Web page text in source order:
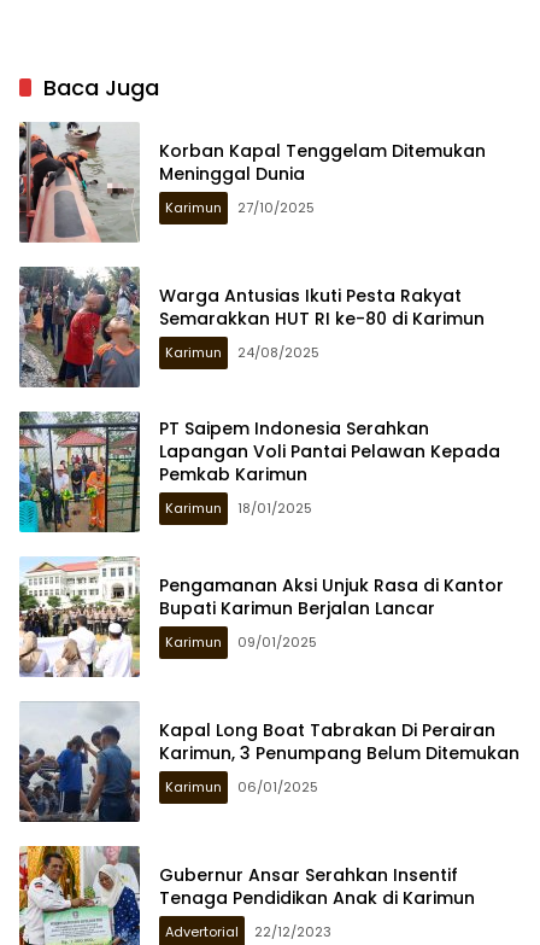
Baca Juga
Korban Kapal Tenggelam Ditemukan
Meninggal Dunia
Karimun 27/10/2025
Warga Antusias Ikuti Pesta Rakyat
Semarakkan HUT RI ke-80 di Karimun
Karimun 24/08/2025
PT Saipem Indonesia Serahkan
Lapangan Voli Pantai Pelawan Kepada
Pemkab Karimun
Karimun 18/01/2025
Pengamanan Aksi Unjuk Rasa di Kantor
Bupati Karimun Berjalan Lancar
Karimun 09/01/2025
Kapal Long Boat Tabrakan Di Perairan
Karimun, 3 Penumpang Belum Ditemukan
Karimun 06/01/2025
Gubernur Ansar Serahkan Insentif
Tenaga Pendidikan Anak di Karimun
Advertorial 22/12/2023